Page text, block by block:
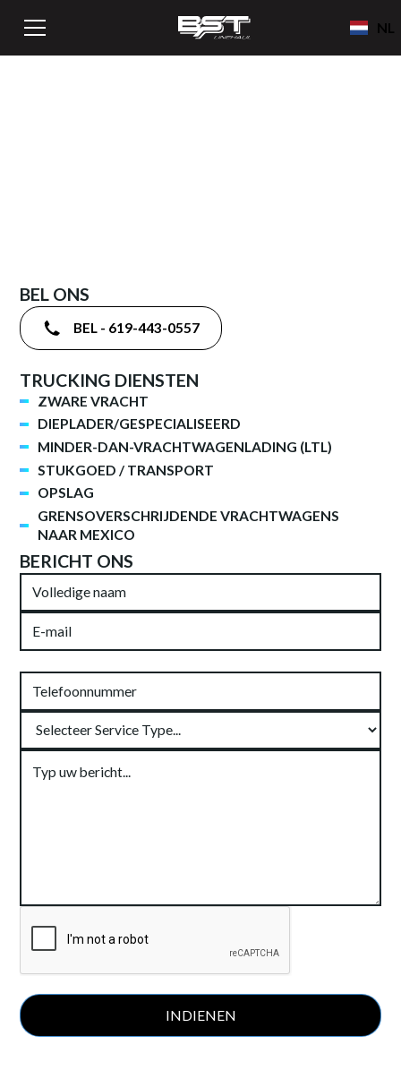
NL
BEL ONS
BEL - 619-443-0557
TRUCKING DIENSTEN
ZWARE VRACHT
DIEPLADER/GESPECIALISEERD
MINDER-DAN-VRACHTWAGENLADING (LTL)
STUKGOED / TRANSPORT
OPSLAG
GRENSOVERSCHRIJDENDE VRACHTWAGENS
NAAR MEXICO
BERICHT ONS